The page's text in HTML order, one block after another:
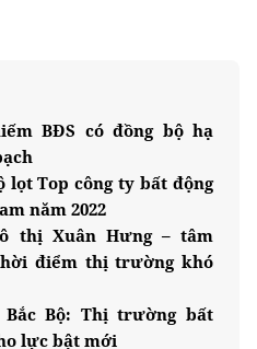
BĐS có đồng bộ hạ
lọt Top công ty bất động
năm 2022
thị Xuân Hưng – tâm
điểm thị trường khó
Bắc Bộ: Thị trường bất
lực bật mới